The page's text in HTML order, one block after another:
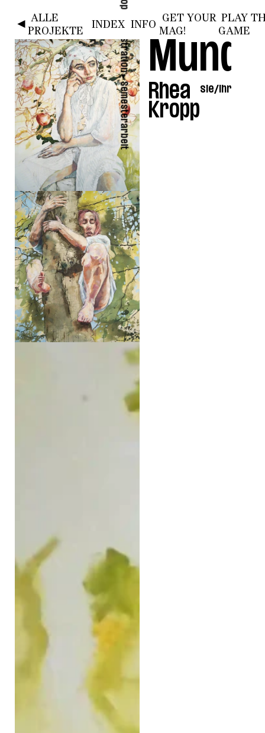
HOME SAMT 1 SAMT 2 SAMT 3 SAMT 4
◄ ALLE
PROJEKTE
INDEX INFO
GET YOUR
MAG!
PLAY
GAME
►
Illustration
►
Semesterarbeit
Rhea
Kropp
sie/ihr